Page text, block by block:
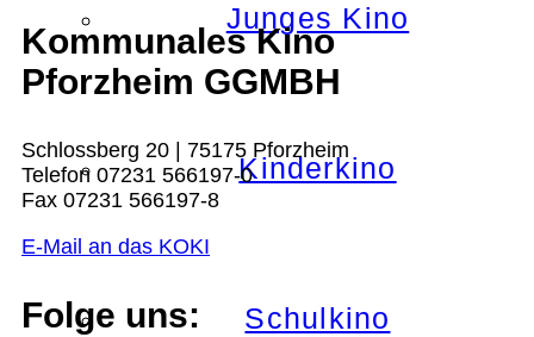
Junges Kino
Kinderkino
Schulkino
Kommunales Kino
Pforzheim GGMBH
Schlossberg 20 | 75175 Pforzheim
Telefon 07231 566197-0
Fax 07231 566197-8
E-Mail an das KOKI
Folge uns: